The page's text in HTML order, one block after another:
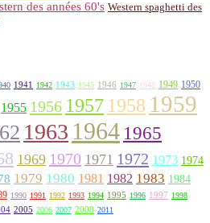
des années 60's Western spaghetti des
1941 1942 1943 1945 1946 1947 1948 1949 1950
1955 1956 1957 1958 1959
1963 1964 1965
1969 1970 1971 1972 1973 1974
1979 1980 1981 1982 1983 1984
1990 1991 1992 1993 1994 1995 1996 1997 1998
2005 2006 2007 2008 2011